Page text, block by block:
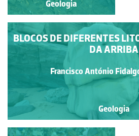
Geologia
Geologia
BLOCOS DE DIFERENTES
DA ARRIBA
Francisco António
Geologia